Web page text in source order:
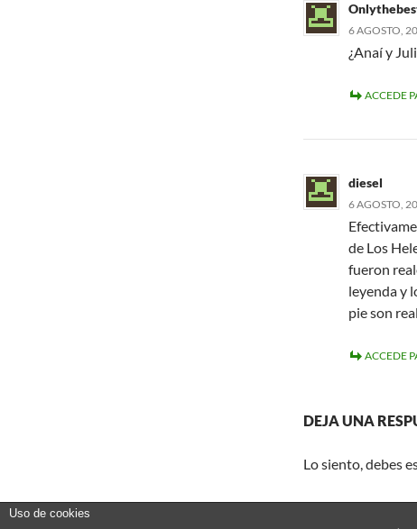
6 AGOSTO,
¿Anaí y
ACCEDE
diesel
6 AGOSTO,
de Los
fueron
leyenda y
pie son
ACCEDE
DEJA UNA
Lo siento, debes
Uso de cookies